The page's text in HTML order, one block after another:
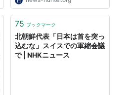
＝持たず、作らず、持ち込ませず
町や霞が関に衝撃が走ったのは言
うまでもない。 ■伏せられた...
75 ブックマーク
北朝鮮代表「日本は首を突っ
込むな」スイスでの軍縮会議
で | NHKニュース